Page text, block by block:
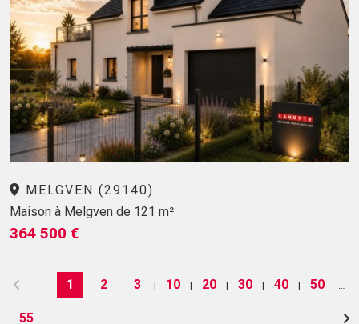
MELGVEN (29140)
Maison à Melgven de 121 m²
364 500 €
1 2 3 | 10 | 20 | 30 | 40 | 50
55